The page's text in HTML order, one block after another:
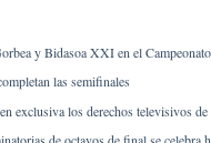
y Bidasoa XXI en el
las semifinales
exclusiva los derechos televisivos